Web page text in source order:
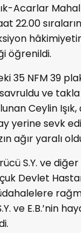
Acarlar
22.00
öğrenildi.
35 NFM 39
ve
Ceylin
yerine sevk
ağır yaralı
S.Y. ve diğer
Devlet
ve E.B.’nin